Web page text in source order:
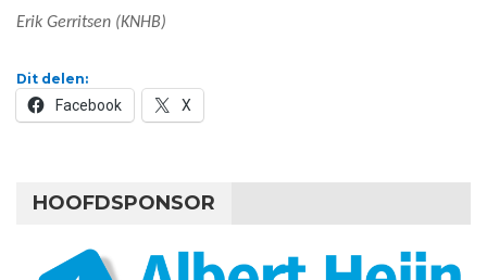
Erik Gerritsen (KNHB)
Dit delen:
Facebook X
HOOFDSPONSOR